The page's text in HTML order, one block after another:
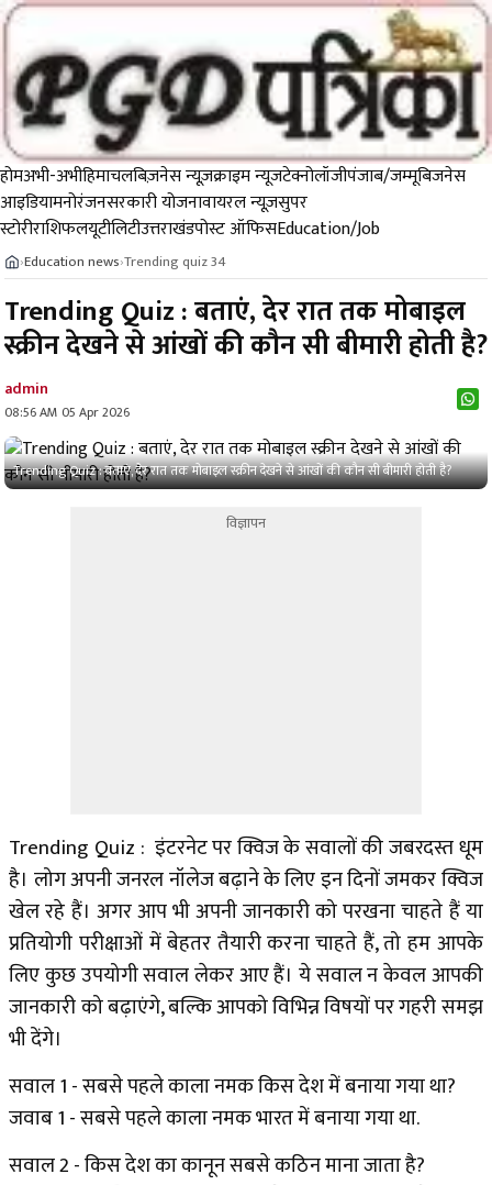
होमअभी-अभीहिमाचलबिज़नेस न्यूज़क्राइम न्यूजटेक्नोलॉजीपंजाब/जम्मूबिजनेस
आइडियामनोरंजनसरकारी योजनावायरल न्यूज़सुपर
स्टोरीराशिफलयूटीलिटीउत्तराखंडपोस्ट ऑफिसEducation/Job
›Education news›Trending quiz 34
Trending Quiz : बताएं, देर रात तक मोबाइल
स्क्रीन देखने से आंखों की कौन सी बीमारी होती है?
admin
08:56 AM 05 Apr 2026
Trending Quiz : बताएं, देर रात तक मोबाइल स्क्रीन देखने से आंखों की कौन सी बीमारी होती है?
विज्ञापन
Trending Quiz : इंटरनेट पर क्विज के सवालों की जबरदस्त धूम
है। लोग अपनी जनरल नॉलेज बढ़ाने के लिए इन दिनों जमकर क्विज
खेल रहे हैं। अगर आप भी अपनी जानकारी को परखना चाहते हैं या
प्रतियोगी परीक्षाओं में बेहतर तैयारी करना चाहते हैं, तो हम आपके
लिए कुछ उपयोगी सवाल लेकर आए हैं। ये सवाल न केवल आपकी
जानकारी को बढ़ाएंगे, बल्कि आपको विभिन्न विषयों पर गहरी समझ
भी देंगे।
सवाल 1 - सबसे पहले काला नमक किस देश में बनाया गया था?
जवाब 1 - सबसे पहले काला नमक भारत में बनाया गया था.
सवाल 2 - किस देश का कानून सबसे कठिन माना जाता है?